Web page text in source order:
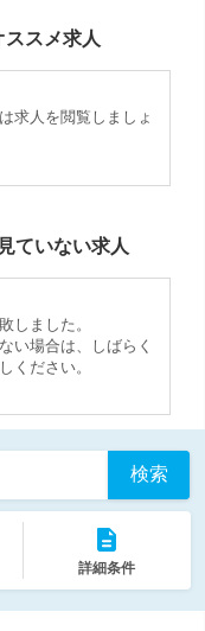
スメ求人
求人を閲覧しましょ
ていない求人
しました。
い場合は、しばらく
ください。
検索
詳細条件